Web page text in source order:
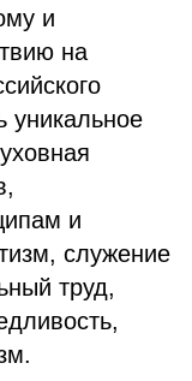
и
на
уникальное
и
служение
труд,